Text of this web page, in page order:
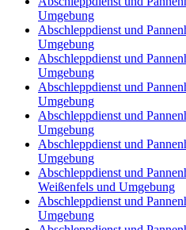
Umgebung
Abschleppdienst und
Umgebung
Abschleppdienst und
Umgebung
Abschleppdienst und
Umgebung
Abschleppdienst und
Umgebung
Abschleppdienst und
Umgebung
Abschleppdienst und
Weißenfels und Umgebung
Abschleppdienst und
Umgebung